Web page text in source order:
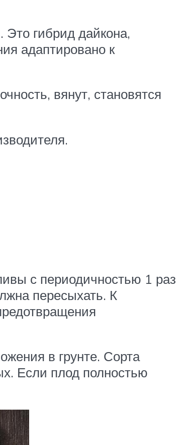
гибрид дайкона,
адаптировано к
вянут, становятся
с периодичностью 1 раз
пересыхать. К
в грунте. Сорта
Если плод полностью